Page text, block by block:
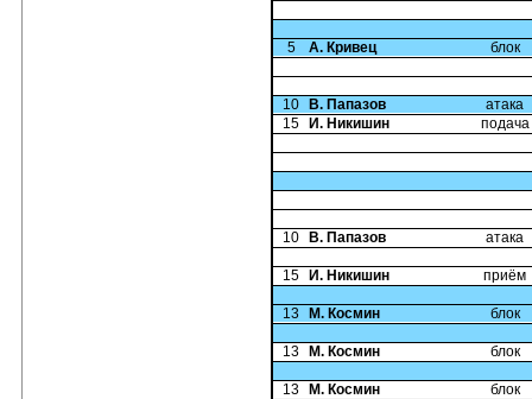
5 А. Кривец блок
10 В. Папазов
атака
15
И. Никишин подача
10 В. Папазов атака
15 И. Никишин приём
13 М. Космин блок
13 М. Космин блок
13 М. Космин
блок